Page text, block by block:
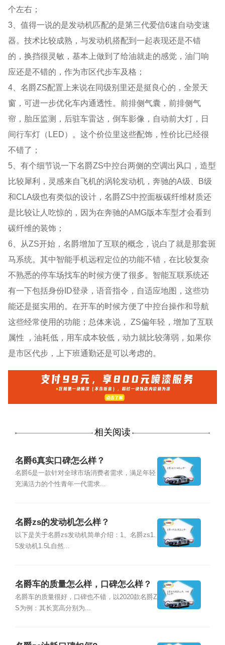
个左右；
3、值得一说的是发动机匹配的是第三代爱信6速自动变速
器。技术比较成熟，与发动机搭配到一起表现还是不错
的，换挡很灵敏，基本上做到了给油就走的感觉，油门响
应还是不错的，作为市区代步车及格；
4、名爵ZS配置上来说在同级别里还是挺良心的，全景天
窗，可进一步优化车内通透性。前排侧气囊，前排侧气
帘，胎压监测，后驻车雷达，倒车影像，自动前大灯，日
间行车灯（LED）。这个价位里这些配饰，性价比已经很
不错了；
5、有个细节说一下名爵ZS中控台两侧的空调出风口，造型
比较犀利，灵感来自飞机的涡轮发动机，奔驰的A级、B级
和CLA级也有类似的设计，名爵ZS中控面板碳纤维材质还
是比较让人吃惊的，因为在奔驰的AMG版本车型才会看到
碳纤维的装饰；
6、从ZS开始，名爵增加了互联的概念，说白了就是那套斑
马系统。其中智能手机远程定位的功能不错，在比较复杂
不熟悉的停车场找车的时候方便了很多。智能互联系统还
有一下包括身份ID登录，语音指令，自适应地图，这些功
能还是挺实用的。在开车的时候方便了中控台操作和导航
这些经常使用的功能；总体来说， ZS偏年轻，增加了互联
属性 ，油耗低，用车成本较低，动力就比较薄弱，如果你
是市区代步，上下班通勤还是可以考虑的。
相关阅读
名爵6真实口碑怎么样？
名爵6是一款针对全球市场消费者需求，满足年轻
充满活力的个性青年一代需求...
名爵zs的发动机怎么样？
以下是关于名爵zs发动机简单介绍：1、名爵zs1.
5发动机1.5L自然...
名爵车的质量怎么样，口碑怎么样？
名爵车的质量很好，口碑也不错，以2020款名爵Z
S为例：其长宽高分别为...